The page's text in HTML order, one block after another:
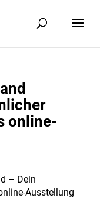
online-